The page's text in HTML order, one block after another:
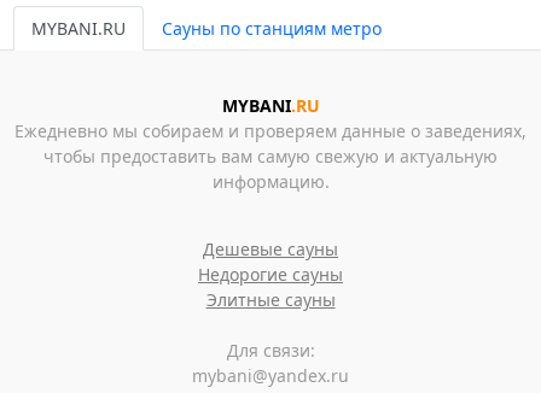
MYBANI.RU Сауны по станциям метро
MYBANI.RU
Ежедневно мы собираем и проверяем данные о заведениях,
чтобы предоставить вам самую свежую и актуальную
информацию.
Дешевые сауны
Недорогие сауны
Элитные сауны
Для связи:
mybani@yandex.ru